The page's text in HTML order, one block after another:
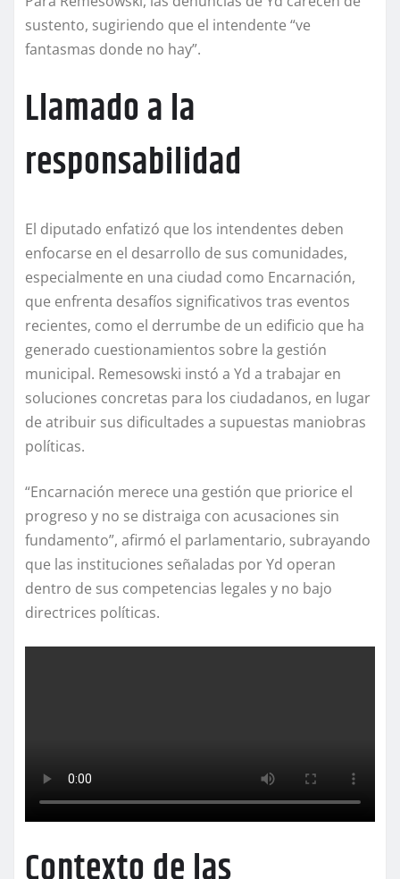
sustento, sugiriendo que el intendente “ve
fantasmas donde no hay”.
Llamado a la
responsabilidad
El diputado enfatizó que los intendentes deben
enfocarse en el desarrollo de sus comunidades,
especialmente en una ciudad como Encarnación,
que enfrenta desafíos significativos tras eventos
recientes, como el derrumbe de un edificio que ha
generado cuestionamientos sobre la gestión
municipal. Remesowski instó a Yd a trabajar en
soluciones concretas para los ciudadanos, en lugar
de atribuir sus dificultades a supuestas maniobras
políticas.
“Encarnación merece una gestión que priorice el
progreso y no se distraiga con acusaciones sin
fundamento”, afirmó el parlamentario, subrayando
que las instituciones señaladas por Yd operan
dentro de sus competencias legales y no bajo
directrices políticas.